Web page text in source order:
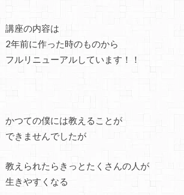
講座の内容は
2年前に作った時のものから
フルリニューアルしています！！
かつての僕には教えることが
できませんでしたが
教えられたらきっとたくさんの人が
生きやすくなる